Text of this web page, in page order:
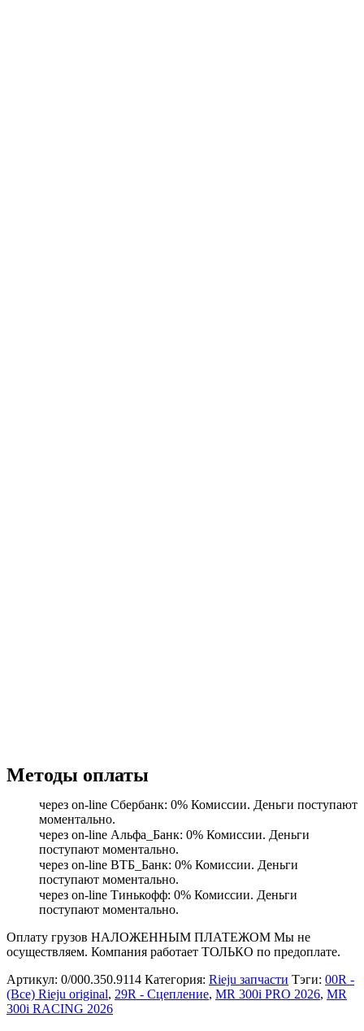
Методы оплаты
через on-line Сбербанк: 0% Комиссии. Деньги поступают
моментально.
через on-line Альфа_Банк: 0% Комиссии. Деньги
поступают моментально.
через on-line ВТБ_Банк: 0% Комиссии. Деньги
поступают моментально.
через on-line Тинькофф: 0% Комиссии. Деньги
поступают моментально.
Оплату грузов НАЛОЖЕННЫМ ПЛАТЕЖОМ Мы не
осуществляем. Компания работает ТОЛЬКО по предоплате.
Артикул: 0/000.350.9114 Категория: Rieju запчасти Тэги: 00R -
(Все) Rieju original, 29R - Сцепление, MR 300i PRO 2026, MR
300i RACING 2026